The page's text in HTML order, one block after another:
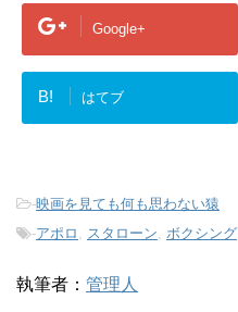
Google+
B! はてブ
-映画を見ても何も思わない猿
-アポロ スタローン ボクシング
執筆者： 管理人